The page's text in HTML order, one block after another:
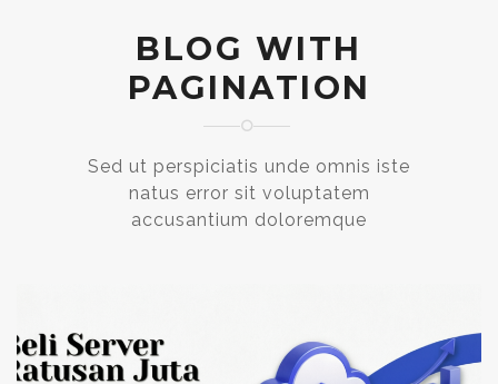
BLOG WITH
PAGINATION
Sed ut perspiciatis unde omnis iste
natus error sit voluptatem
accusantium doloremque